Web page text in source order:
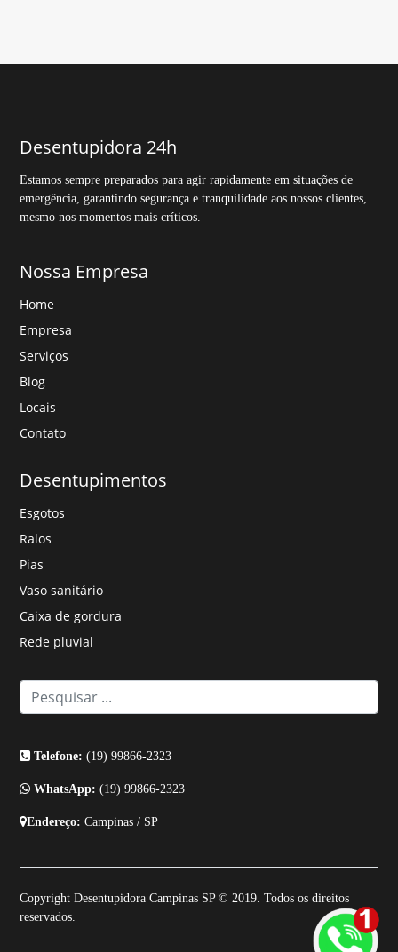
Desentupidora 24h
Estamos sempre preparados para agir rapidamente em situações de
emergência, garantindo segurança e tranquilidade aos nossos clientes,
mesmo nos momentos mais críticos.
Nossa Empresa
Home
Empresa
Serviços
Blog
Locais
Contato
Desentupimentos
Esgotos
Ralos
Pias
Vaso sanitário
Caixa de gordura
Rede pluvial
Telefone: (19) 99866-2323
WhatsApp: (19) 99866-2323
Endereço: Campinas / SP
Copyright Desentupidora Campinas SP © 2019. Todos os direitos
reservados.